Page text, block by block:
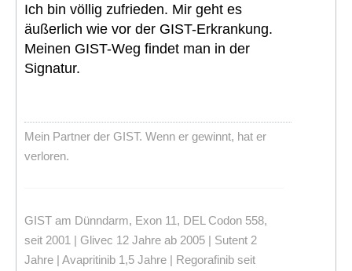
Ich bin völlig zufrieden. Mir geht es
äußerlich wie vor der GIST-Erkrankung.
Meinen GIST-Weg findet man in der
Signatur.
Mein Partner der GIST. Wenn er gewinnt, hat er
verloren.
GIST am Dünndarm, Exon 11, DEL Codon 558,
seit 2001 | Glivec 12 Jahre ab 2005 | Sutent 2
Jahre | Avapritinib 1,5 Jahre | Regorafinib seit